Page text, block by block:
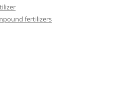
fertilizers